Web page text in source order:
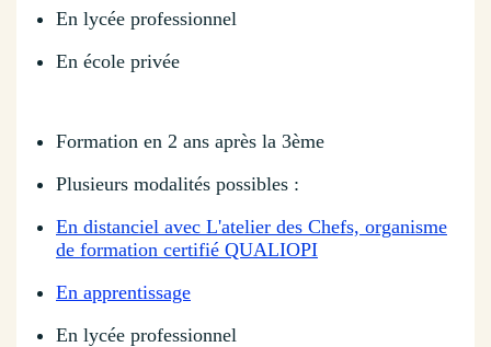
En lycée professionnel
En école privée
Formation en 2 ans après la 3ème
Plusieurs modalités possibles :
En distanciel avec L'atelier des Chefs, organisme
de formation certifié QUALIOPI
En apprentissage
En lycée professionnel